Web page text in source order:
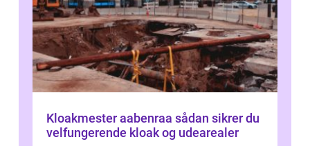
Kloakmester aabenraa sådan sikrer du
velfungerende kloak og udearealer